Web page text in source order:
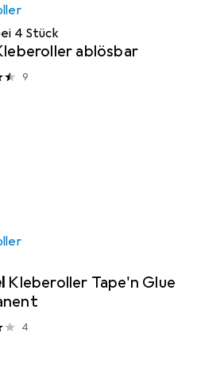
4 Stück
ablösbar
9
Kleberoller Tape'n Glue
4